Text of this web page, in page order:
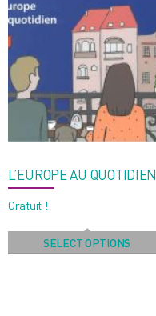
L’EUROPE AU QUOTIDIEN
Gratuit !
SELECT OPTIONS